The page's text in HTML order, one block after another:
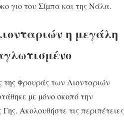
γιο του Σίµπα και της Νάλα.
η μεγάλη
της Φρουράς των Λιονταριών
µε µόνο σκοπό την
Ακολουθήστε τις περιπέτειες